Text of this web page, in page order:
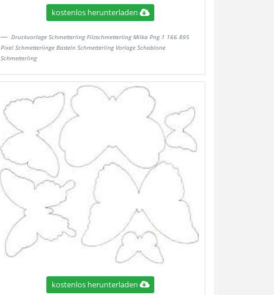
kostenlos herunterladen
Druckvorlage Schmetterling Filzschmetterling Milka Png 1 166 895
Pixel Schmetterlinge Basteln Schmetterling Vorlage Schablone
Schmetterling
kostenlos herunterladen